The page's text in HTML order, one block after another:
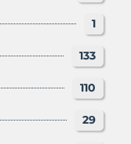
1
133
110
29